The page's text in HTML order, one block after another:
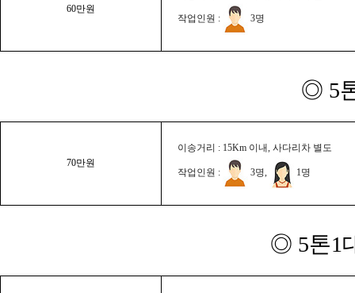
60만원
작업인원 : 3명
◎ 5
70만원
이송거리 : 15Km 이내, 사다리차 별도
작업인원 : 3명, 1명
◎ 5톤1